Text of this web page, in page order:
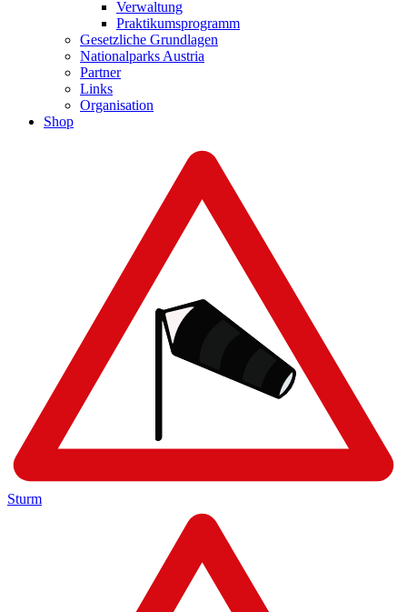
Verwaltung
Praktikumsprogramm
Gesetzliche Grundlagen
Nationalparks Austria
Partner
Links
Organisation
Shop
Sturm